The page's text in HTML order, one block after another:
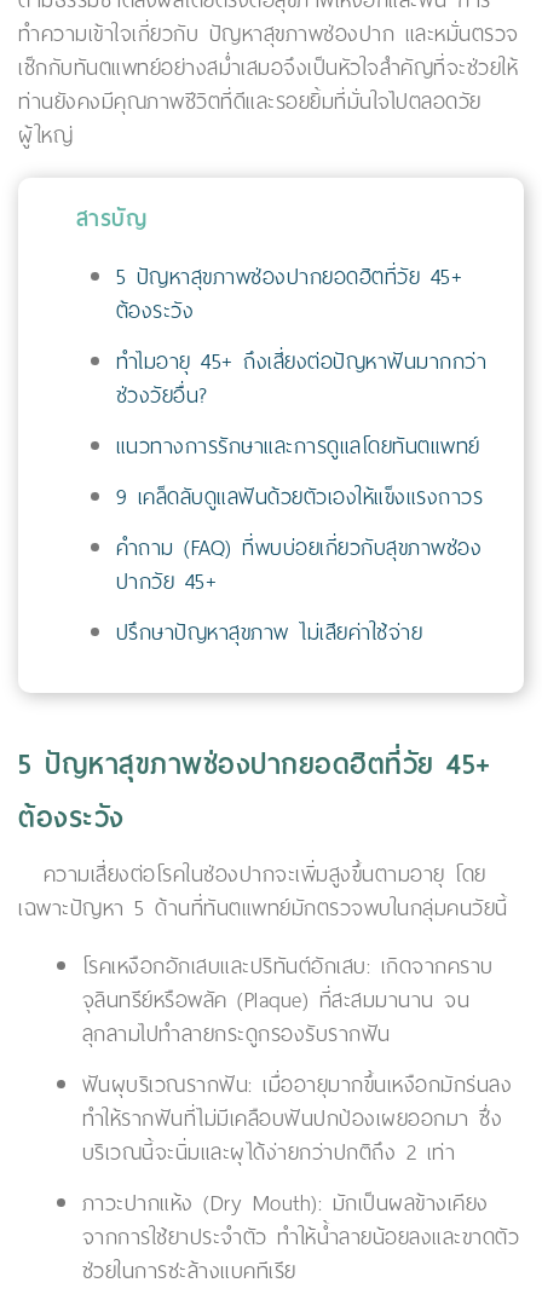
ทำความเข้าใจเกี่ยวกับ ปัญหาสุขภาพช่องปาก และหมั่นตรวจ
เช็กกับทันตแพทย์อย่างสม่ำเสมอจึงเป็นหัวใจสำคัญที่จะช่วยให้
ท่านยังคงมีคุณภาพชีวิตที่ดีและรอยยิ้มที่มั่นใจไปตลอดวัย
ผู้ใหญ่
สารบัญ
5 ปัญหาสุขภาพช่องปากยอดฮิตที่วัย 45+
ต้องระวัง
ทำไมอายุ 45+ ถึงเสี่ยงต่อปัญหาฟันมากกว่า
ช่วงวัยอื่น?
แนวทางการรักษาและการดูแลโดยทันตแพทย์
9 เคล็ดลับดูแลฟันด้วยตัวเองให้แข็งแรงถาวร
คำถาม (FAQ) ที่พบบ่อยเกี่ยวกับสุขภาพช่อง
ปากวัย 45+
ปรึกษาปัญหาสุขภาพ ไม่เสียค่าใช้จ่าย
5 ปัญหาสุขภาพช่องปากยอดฮิตที่วัย 45+
ต้องระวัง
ความเสี่ยงต่อโรคในช่องปากจะเพิ่มสูงขึ้นตามอายุ โดย
เฉพาะปัญหา 5 ด้านที่ทันตแพทย์มักตรวจพบในกลุ่มคนวัยนี้
โรคเหงือกอักเสบและปริทันต์อักเสบ: เกิดจากคราบ
จุลินทรีย์หรือพลัค (Plaque) ที่สะสมมานาน จน
ลุกลามไปทำลายกระดูกรองรับรากฟัน
ฟันผุบริเวณรากฟัน: เมื่ออายุมากขึ้นเหงือกมักร่นลง
ทำให้รากฟันที่ไม่มีเคลือบฟันปกป้องเผยออกมา ซึ่ง
บริเวณนี้จะนิ่มและผุได้ง่ายกว่าปกติถึง 2 เท่า
ภาวะปากแห้ง (Dry Mouth): มักเป็นผลข้างเคียง
จากการใช้ยาประจำตัว ทำให้น้ำลายน้อยลงและขาดตัว
ช่วยในการชะล้างแบคทีเรีย